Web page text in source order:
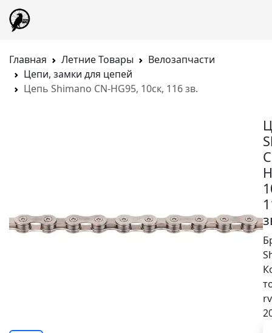
Главная Летние Товары
Велозапчасти
Цепи, замки для цепей
Цепь Shimano CN-HG95, 10ск, 116 зв.